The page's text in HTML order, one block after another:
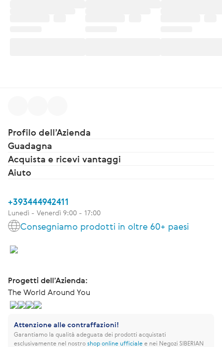
Profilo dell’Azienda
Guadagna
Acquista e ricevi vantaggi
Aiuto
+393444942411
Lunedì - Venerdì 9:00 - 17:00
Consegniamo prodotti in oltre 60+ paesi
Progetti dell’Azienda:
The World Around You
Attenzione alle contraffazioni!
Garantiamo la qualità adeguata dei prodotti acquistati
esclusivamente nel nostroshop online ufficialee nei Negozi SIBERIAN